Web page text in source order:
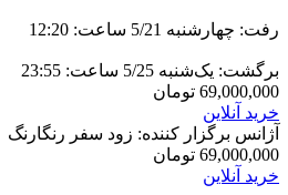
رفت: چهارشنبه 5/21 ساعت: 12:20
برگشت: یک‌شنبه 5/25 ساعت: 23:55
69,000,000 تومان
خرید آنلاین
آژانس برگزار کننده: زود سفر رنگارنگ
69,000,000 تومان
خرید آنلاین